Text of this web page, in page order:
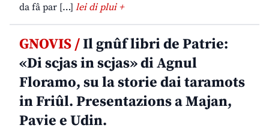
da fâ par […] lei di plui +
GNOVIS /Il gnûf libri de Patrie:
«Di scjas in scjas» di Agnul
Floramo, su la storie dai taramots
in Friûl. Presentazions a Majan,
Pavie e Udin.